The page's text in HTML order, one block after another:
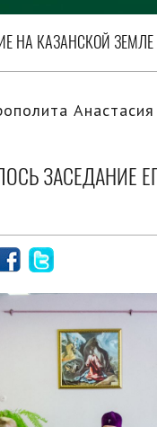
НА КАЗАНСКОЙ ЗЕМЛЕ
ЗАСЕДАНИЕ